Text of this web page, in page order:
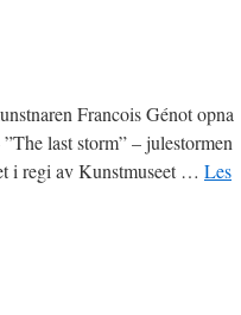
Francois Génot opna
last storm” – julestormen
i regi av Kunstmuseet … Les